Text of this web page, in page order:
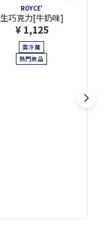
ROYCE'
生巧克力[牛奶味]
¥ 1,125
需冷藏
熱門商品